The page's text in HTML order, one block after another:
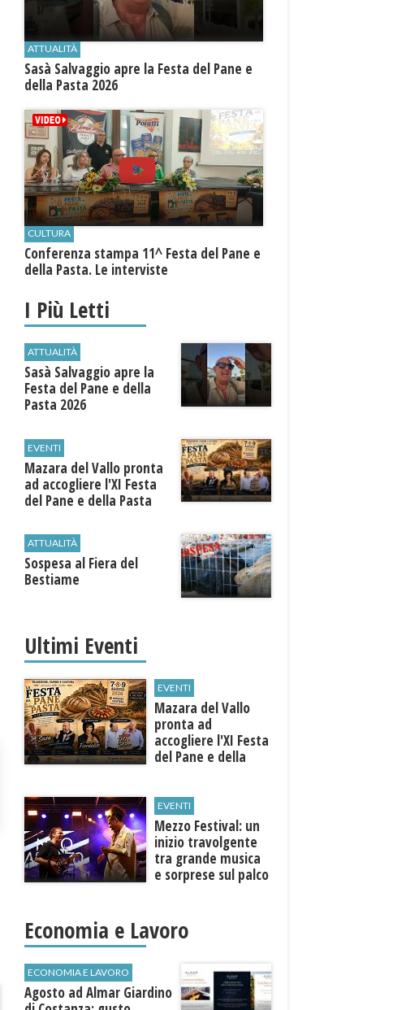
ATTUALITÀ
Sasà Salvaggio apre la Festa del Pane e
della Pasta 2026
CULTURA
Conferenza stampa 11^ Festa del Pane e
della Pasta. Le interviste
I Più Letti
ATTUALITÀ
Sasà Salvaggio apre la
Festa del Pane e della
Pasta 2026
EVENTI
Mazara del Vallo pronta
ad accogliere l'XI Festa
del Pane e della Pasta
ATTUALITÀ
Sospesa al Fiera del
Bestiame
Ultimi Eventi
EVENTI
Mazara del Vallo
pronta ad
accogliere l'XI Festa
del Pane e della
EVENTI
Mezzo Festival: un
inizio travolgente
tra grande musica
e sorprese sul palco
Economia e Lavoro
ECONOMIA E LAVORO
Agosto ad Almar Giardino